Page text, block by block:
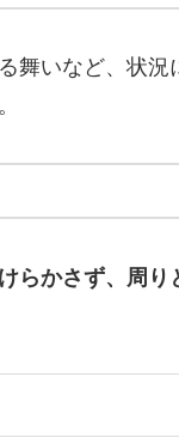
いなど、状況
らかさず、周